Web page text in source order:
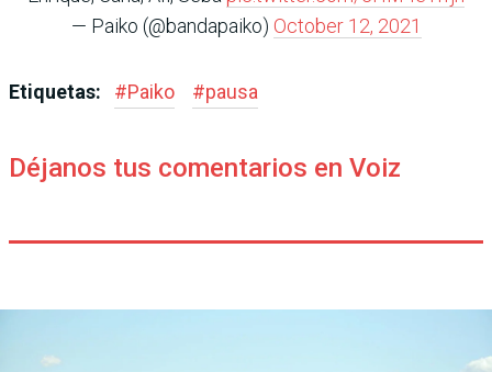
— Paiko (@bandapaiko) October 12, 2021
Etiquetas: #Paiko #pausa
Déjanos tus comentarios en Voiz